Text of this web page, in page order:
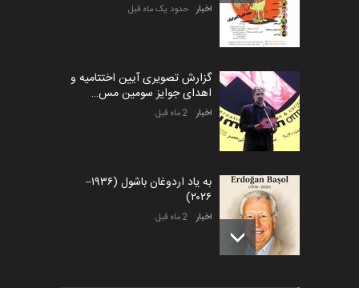
اخبار حدود یک ماه قبل
گزارش تصویری آیین اختتامیه و
اهدای جوایز سومین مس…
اخبار 2 ماه قبل
به یاد اردوغان باشول (۱۹۳۶–
۲۰۲۶)
اخبار 2 ماه قبل